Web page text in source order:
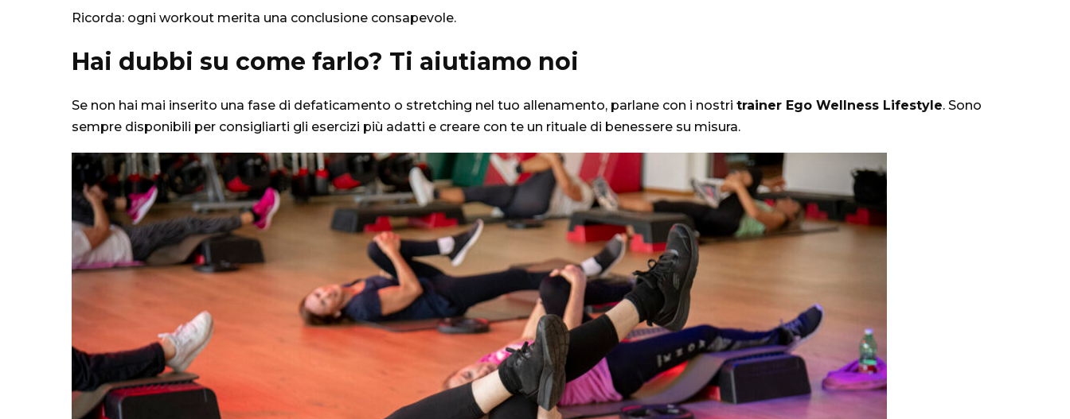
Ricorda: ogni workout merita una conclusione consapevole.
Hai dubbi su come farlo? Ti aiutiamo noi
Se non hai mai inserito una fase di defaticamento o stretching nel tuo allenamento, parlane con i nostri trainer Ego Wellness Lifestyle. Sono
sempre disponibili per consigliarti gli esercizi più adatti e creare con te un rituale di benessere su misura.